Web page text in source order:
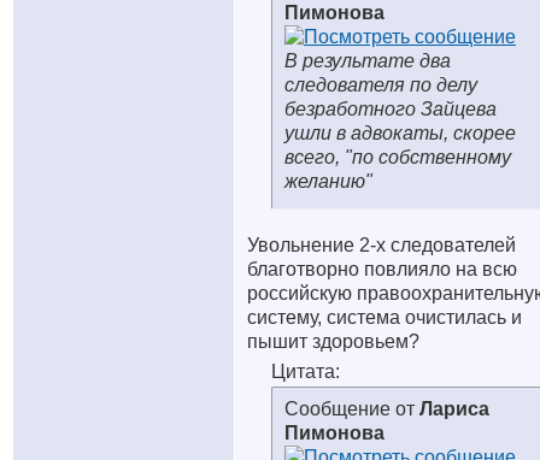
Пимонова
В результате два
следователя по делу
безработного Зайцева
ушли в адвокаты, скорее
всего, "по собственному
желанию"
Увольнение 2-х следователей
благотворно повлияло на всю
российскую
систему, система очистилась и
пышит здоровьем?
Цитата:
Сообщение от Лариса
Пимонова